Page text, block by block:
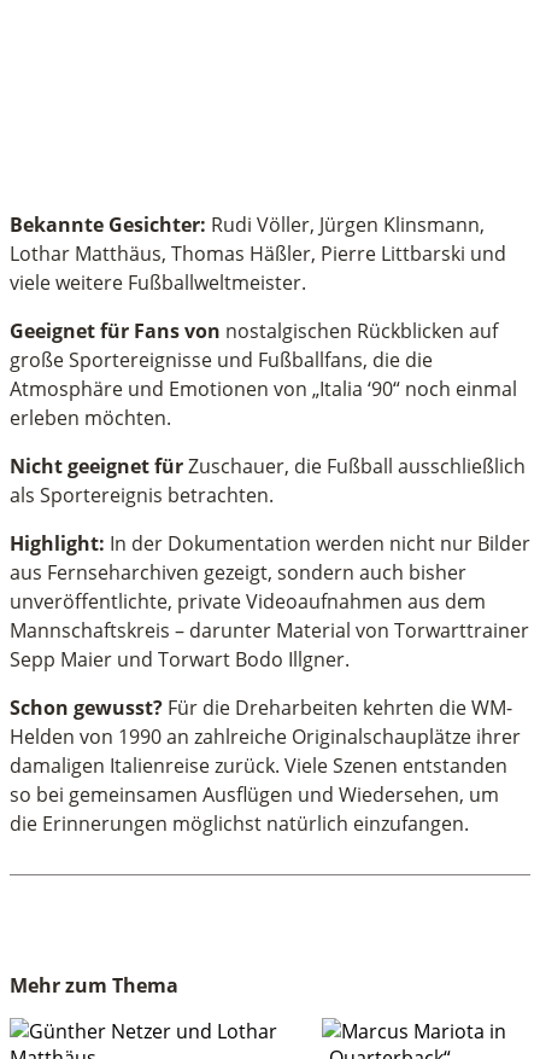
Bekannte Gesichter: Rudi Völler, Jürgen Klinsmann,
Lothar Matthäus, Thomas Häßler, Pierre Littbarski und
viele weitere Fußballweltmeister.
Geeignet für Fans von nostalgischen Rückblicken auf
große Sportereignisse und Fußballfans, die die
Atmosphäre und Emotionen von „Italia ‘90“ noch einmal
erleben möchten.
Nicht geeignet fürZuschauer, die Fußball ausschließlich
als Sportereignis betrachten.
Highlight: In der Dokumentation werden nicht nur Bilder
aus Fernseharchiven gezeigt, sondern auch bisher
unveröffentlichte, private Videoaufnahmen aus dem
Mannschaftskreis – darunter Material von Torwarttrainer
Sepp Maier und Torwart Bodo Illgner.
Schon gewusst? Für die Dreharbeiten kehrten die WM-
Helden von 1990 an zahlreiche Originalschauplätze ihrer
damaligen Italienreise zurück. Viele Szenen entstanden
so bei gemeinsamen Ausflügen und Wiedersehen, um
die Erinnerungen möglichst natürlich einzufangen.
Mehr zum Thema